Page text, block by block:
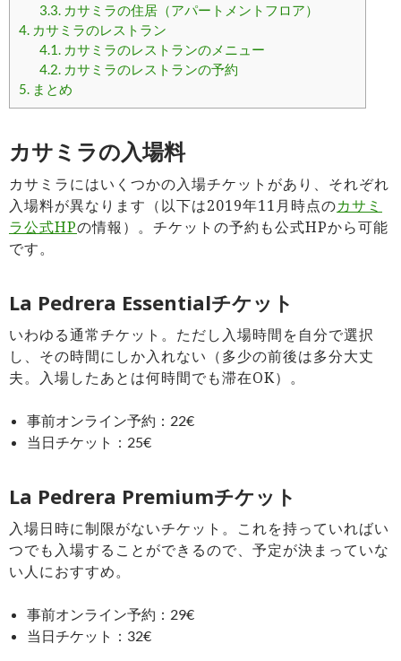
3.3.カサミラの住居（アパートメントフロア）
4. カサミラのレストラン
4.1.カサミラのレストランのメニュー
4.2.カサミラのレストランの予約
5. まとめ
カサミラの入場料
カサミラにはいくつかの入場チケットがあり、それぞれ
入場料が異なります（以下は2019年11月時点のカサミ
ラ公式HPの情報）。チケットの予約も公式HPから可能
です。
La Pedrera Essentialチケット
いわゆる通常チケット。ただし入場時間を自分で選択
し、その時間にしか入れない（多少の前後は多分大丈
夫。入場したあとは何時間でも滞在OK）。
事前オンライン予約：22€
当日チケット：25€
La Pedrera Premiumチケット
入場日時に制限がないチケット。これを持っていればい
つでも入場することができるので、予定が決まっていな
い人におすすめ。
事前オンライン予約：29€
当日チケット：32€